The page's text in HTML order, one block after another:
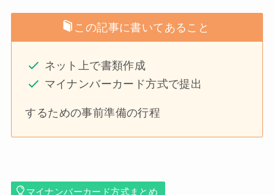
この記事に書いてあること
ネット上で書類作成
マイナンバーカード方式で提出
するための事前準備の行程
マイナンバーカード方式まとめ